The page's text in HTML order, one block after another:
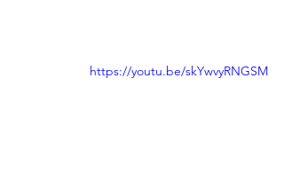
https://youtu.be/skYwvyRNGSM